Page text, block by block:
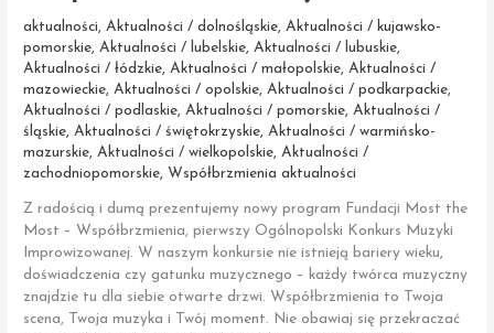
aktualności,Aktualności / dolnośląskie,Aktualności / kujawsko-
pomorskie,Aktualności / lubelskie,Aktualności / lubuskie,
Aktualności / łódzkie,Aktualności / małopolskie,Aktualności /
mazowieckie,Aktualności / opolskie,Aktualności / podkarpackie,
Aktualności / podlaskie,Aktualności / pomorskie,Aktualności /
śląskie,Aktualności / świętokrzyskie,Aktualności / warmińsko-
mazurskie,Aktualności / wielkopolskie,Aktualności /
zachodniopomorskie, Współbrzmienia aktualności
Z radością i dumą prezentujemy nowy program Fundacji Most the
Most – Współbrzmienia, pierwszy Ogólnopolski Konkurs Muzyki
Improwizowanej. W naszym konkursie nie istnieją bariery wieku,
doświadczenia czy gatunku muzycznego – każdy twórca muzyczny
znajdzie tu dla siebie otwarte drzwi. Współbrzmienia to Twoja
scena, Twoja muzyka i Twój moment. Nie obawiaj się przekraczać